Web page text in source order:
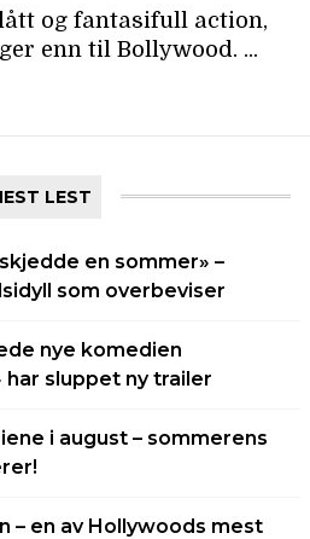
LEST
en sommer» –
som overbeviser
nye komedien
har sluppet ny trailer
i august – sommerens
– en av Hollywoods mest